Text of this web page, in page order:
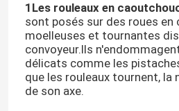
1Les rouleaux en
sont posés sur des roues en
moelleuses et tournantes
convoyeur.Ils
délicats comme les
que les rouleaux tournent, la
de son axe.